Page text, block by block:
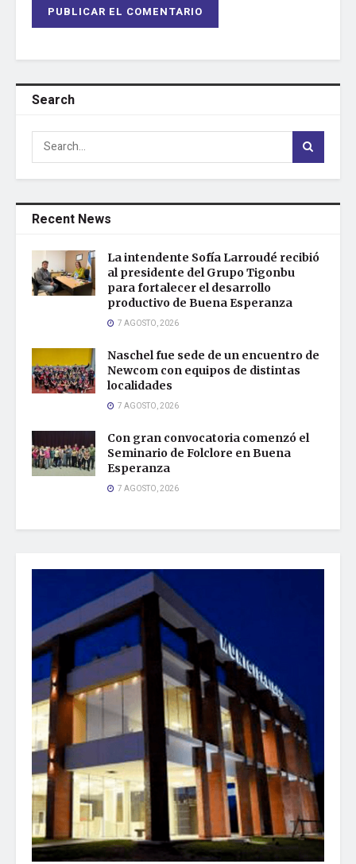
Search
Recent News
La intendente Sofía Larroudé recibió
al presidente del Grupo Tigonbu
para fortalecer el desarrollo
productivo de Buena Esperanza
7 AGOSTO, 2026
Naschel fue sede de un encuentro de
Newcom con equipos de distintas
localidades
7 AGOSTO, 2026
Con gran convocatoria comenzó el
Seminario de Folclore en Buena
Esperanza
7 AGOSTO, 2026